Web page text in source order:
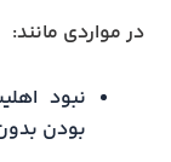
در مواردی مانند:
نبود
بودن